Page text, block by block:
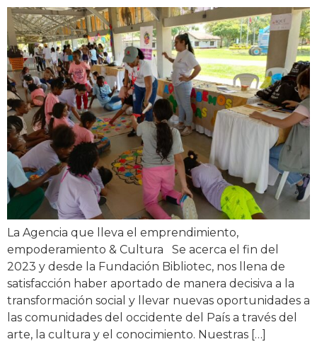
La Agencia que lleva el emprendimiento,
empoderamiento & Cultura Se acerca el fin del
2023 y desde la Fundación Bibliotec, nos llena de
satisfacción haber aportado de manera decisiva a la
transformación social y llevar nuevas oportunidades a
las comunidades del occidente del País a través del
arte, la cultura y el conocimiento. Nuestras […]